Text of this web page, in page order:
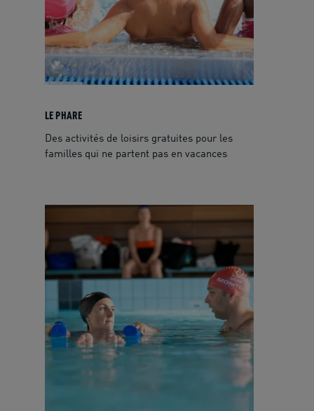
LE PHARE
Des activités de loisirs gratuites pour les
familles qui ne partent pas en vacances